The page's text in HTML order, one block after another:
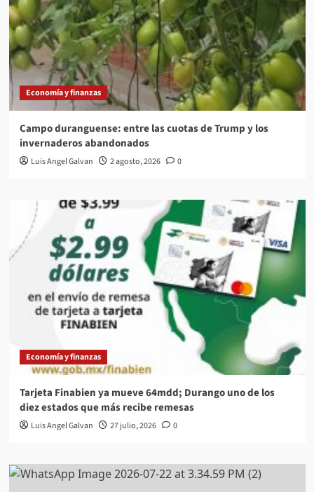
Economía y finanzas
Campo duranguense: entre las cuotas de Trump y los
invernaderos abandonados
Luis Angel Galvan 2 agosto, 2026 0
Economía y finanzas
Tarjeta Finabien ya mueve 64mdd; Durango uno de los
diez estados que más recibe remesas
Luis Angel Galvan 27 julio, 2026 0